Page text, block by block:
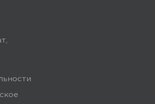
внешний вид,